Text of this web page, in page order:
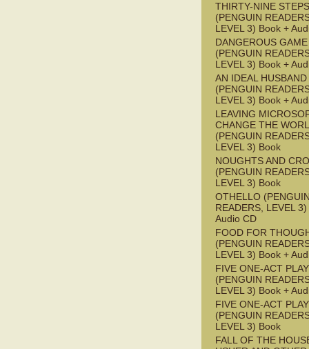
THIRTY-NINE
(PENGUIN
LEVEL 3) Book +
DANGEROUS GAME
(PENGUIN
LEVEL 3) Book +
AN IDEAL HUSBAND
(PENGUIN
LEVEL 3) Book +
LEAVING
CHANGE THE
(PENGUIN
LEVEL 3) Book
NOUGHTS AND
(PENGUIN
LEVEL 3) Book
OTHELLO
READERS, LEVEL
Audio CD
FOOD FOR
(PENGUIN
LEVEL 3) Book +
FIVE ONE-ACT
(PENGUIN
LEVEL 3) Book +
FIVE ONE-ACT
(PENGUIN
LEVEL 3) Book
FALL OF THE